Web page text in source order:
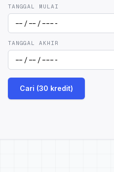
TANGGAL MULAI
TANGGAL AKHIR
Cari (30 kredit)